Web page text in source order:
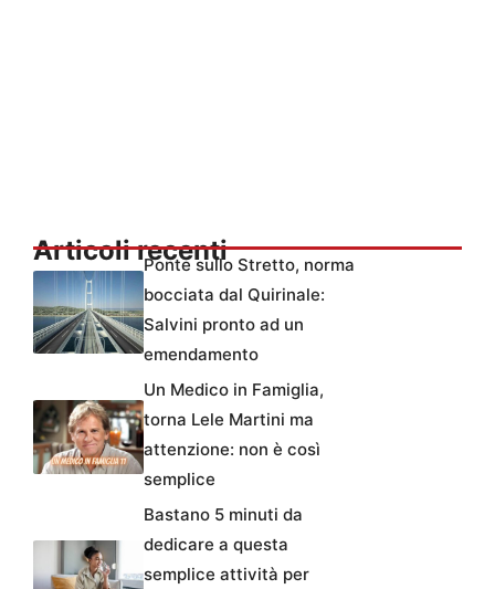
Articoli recentiPonte sullo Stretto, norma
bocciata dal Quirinale:
Salvini pronto ad un
emendamento
Un Medico in Famiglia,
torna Lele Martini ma
attenzione: non è così
semplice
Bastano 5 minuti da
dedicare a questa
semplice attività per